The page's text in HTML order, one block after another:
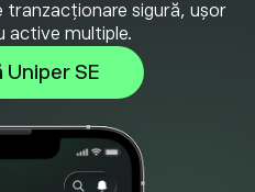
tranzacționare sigură, ușor
active multiple.
Uniper SE